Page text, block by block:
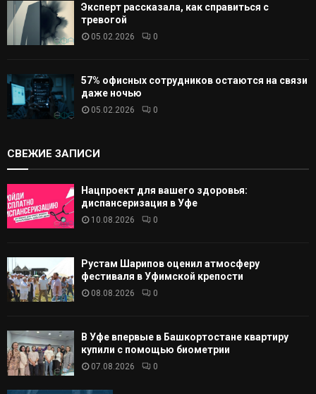
Эксперт рассказала, как справиться с
тревогой
05.02.2026 0
57% офисных сотрудников остаются на связи
даже ночью
05.02.2026 0
СВЕЖИЕ ЗАПИСИ
Нацпроект для вашего здоровья:
диспансеризация в Уфе
10.08.2026 0
Рустам Шарипов оценил атмосферу
фестиваля в Уфимской крепости
08.08.2026 0
В Уфе впервые в Башкортостане квартиру
купили с помощью биометрии
07.08.2026 0